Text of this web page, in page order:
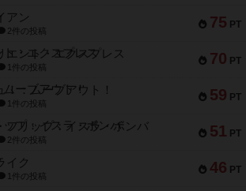
75 PT
アン
2件の投稿
70 PT
エント・エクスプレス
1件の投稿
59 PT
！：ムーブアウト！
1件の投稿
51 PT
フリップ：イスラ・ボンバ
2件の投稿
46 PT
イク
1件の投稿